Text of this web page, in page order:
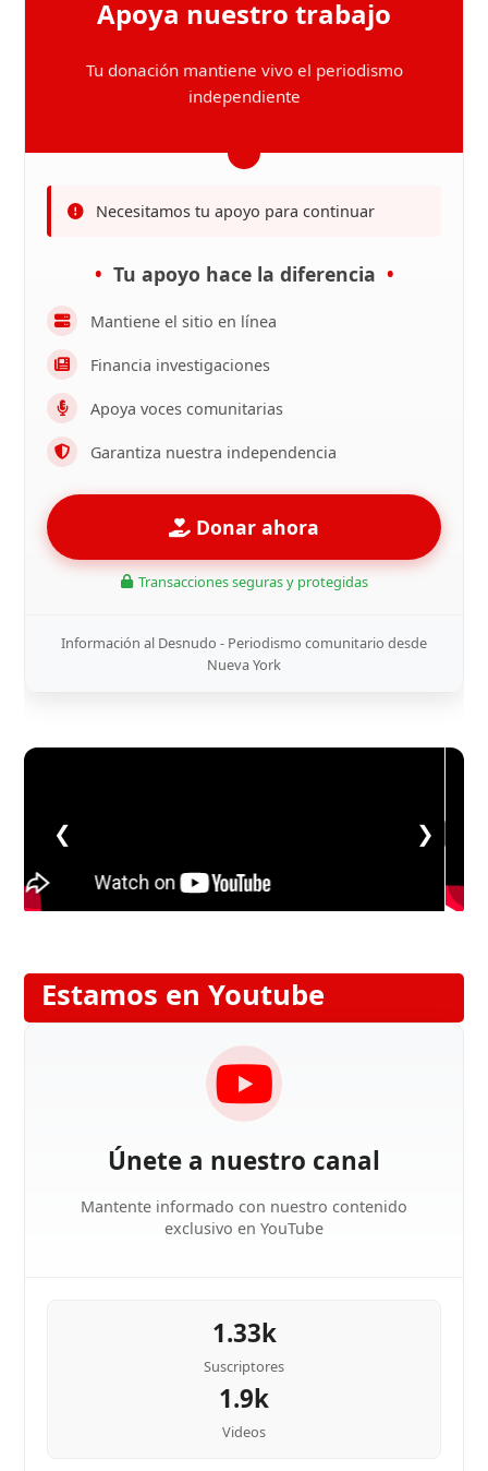
Apoya nuestro trabajo
Tu donación mantiene vivo el periodismo
independiente
Necesitamos tu apoyo para continuar
Tu apoyo hace la diferencia
Mantiene el sitio en línea
Financia investigaciones
Apoya voces comunitarias
Garantiza nuestra independencia
Donar ahora
Transacciones seguras y protegidas
Información al Desnudo - Periodismo comunitario desde
Nueva York
❮ ❯
Estamos en Youtube
Únete a nuestro canal
Mantente informado con nuestro contenido
exclusivo en YouTube
1.33k
Suscriptores
1.9k
Videos